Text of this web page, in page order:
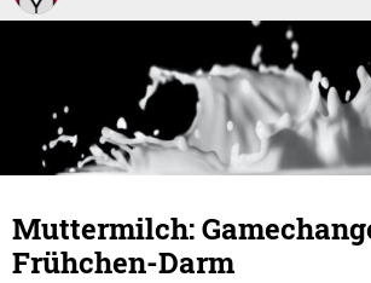
Muttermilch:
Frühchen-Darm